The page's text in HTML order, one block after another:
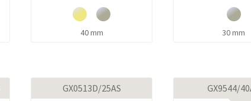
40 mm 30 mm
GX0513D/25AS GX9544/